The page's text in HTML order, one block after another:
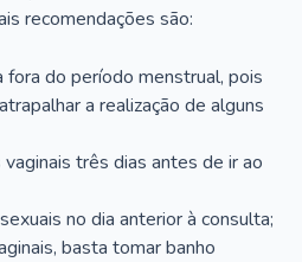
recomendações são:
do período menstrual, pois
a realização de alguns
três dias antes de ir ao
no dia anterior à consulta;
basta tomar banho